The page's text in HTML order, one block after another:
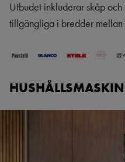
Utbudet inkluderar skåp
tillgängliga i bredder